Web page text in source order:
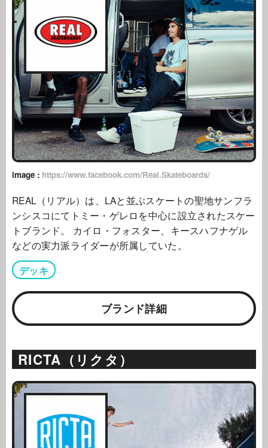
image : https://www.facebook.com/Real.Skateboards/
REAL（リアル）は、LAと並ぶスケートの聖地サンフラ
ンシスコにてトミー・ゲレロを中心に設立されたスケー
トブランド。 カイロ・フォスター、キースハフナゲル
などの実力派ライダーが所属していた。
デッキ
ブランド詳細
RICTA（リクタ）